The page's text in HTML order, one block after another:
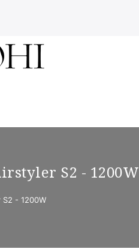
S2 - 1200W
S2 - 1200W